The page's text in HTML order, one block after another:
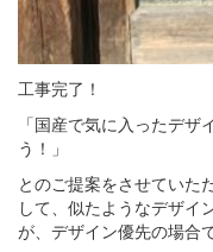
工事完了！
「国産で気に入ったデ
う！」
とのご提案をさせていた
して、似たようなデザイ
が、デザイン優先の場合